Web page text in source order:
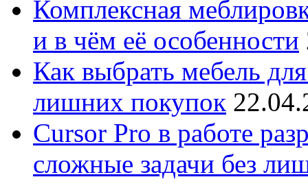
Комплексная
и в чём её особенности
Как выбрать мебель
лишних покупок
Cursor Pro в работе
сложные задачи без